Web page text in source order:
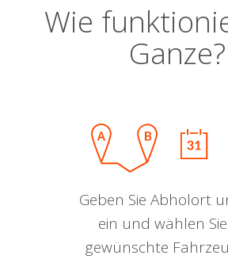
Wie
Ganze?
Geben Sie Abholort
ein und wählen
gewünschte